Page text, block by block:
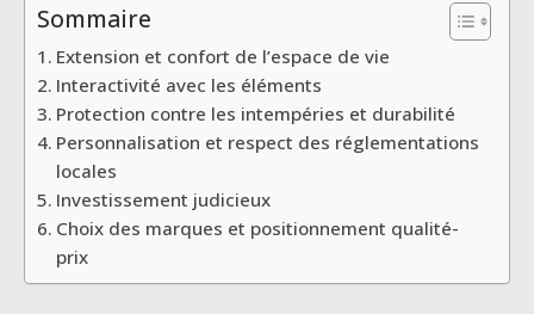
Sommaire
Extension et confort de l’espace de vie
Interactivité avec les éléments
Protection contre les intempéries et durabilité
Personnalisation et respect des réglementations
locales
Investissement judicieux
Choix des marques et positionnement qualité-
prix